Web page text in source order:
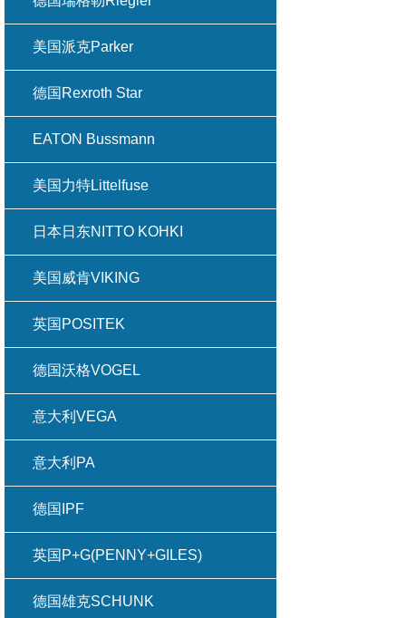
美国派克Parker
德国Rexroth Star
EATON Bussmann
美国力特Littelfuse
日本日东NITTO KOHKI
美国威肯VIKING
英国POSITEK
德国沃格VOGEL
意大利VEGA
意大利PA
德国IPF
英国P+G(PENNY+GILES)
德国雄克SCHUNK